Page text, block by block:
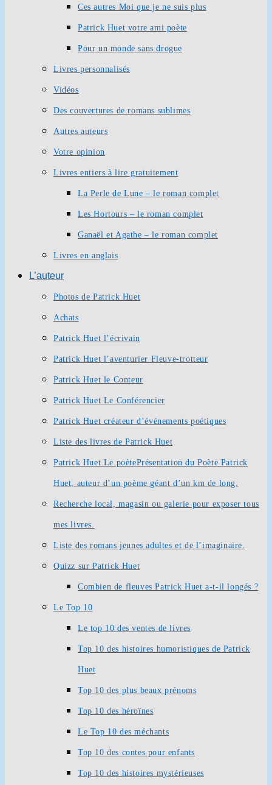
Ces autres Moi que je ne suis plus
Patrick Huet votre ami poète
Pour un monde sans drogue
Livres personnalisés
Vidéos
Des couvertures de romans sublimes
Autres auteurs
Votre opinion
Livres entiers à lire gratuitement
La Perle de Lune – le roman complet
Les Hortours – le roman complet
Ganaël et Agathe – le roman complet
Livres en anglais
L’auteur
Photos de Patrick Huet
Achats
Patrick Huet l’écrivain
Patrick Huet l’aventurier Fleuve-trotteur
Patrick Huet le Conteur
Patrick Huet Le Conférencier
Patrick Huet créateur d’événements poétiques
Liste des livres de Patrick Huet
Patrick Huet Le poètePrésentation du Poète Patrick
Huet, auteur d’un poème géant d’un km de long.
Recherche local, magasin ou galerie pour exposer tous
mes livres.
Liste des romans jeunes adultes et de l’imaginaire.
Quizz sur Patrick Huet
Combien de fleuves Patrick Huet a-t-il longés ?
Le Top 10
Le top 10 des ventes de livres
Top 10 des histoires humoristiques de Patrick
Huet
Top 10 des plus beaux prénoms
Top 10 des héroïnes
Le Top 10 des méchants
Top 10 des contes pour enfants
Top 10 des histoires mystérieuses